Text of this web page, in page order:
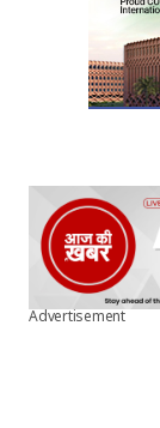
Advertisement